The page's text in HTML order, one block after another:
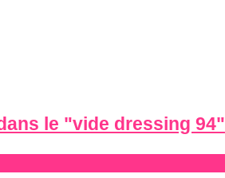
le "vide dressing 94"